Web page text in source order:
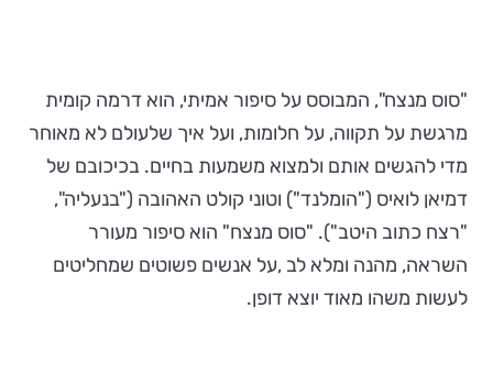
"סוס מנצח", המבוסס על סיפור אמיתי, הוא דרמה קומית
מרגשת על תקווה, על חלומות, ועל איך שלעולם לא מאוחר
מדי להגשים אותם ולמצוא משמעות בחיים. בכיכובם של
דמיאן לואיס ("הומלנד") וטוני קולט האהובה ("בנעליה",
"רצח כתוב היטב"). "סוס מנצח" הוא סיפור מעורר
השראה, מהנה ומלא לב ,על אנשים פשוטים שמחליטים
לעשות משהו מאוד יוצא דופן.